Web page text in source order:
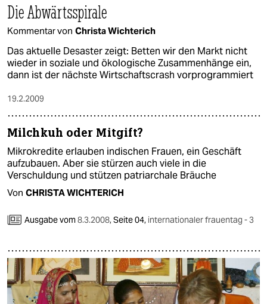
Die Abwärtsspirale
Kommentar von Christa Wichterich
Das aktuelle Desaster zeigt: Betten wir den Markt nicht
wieder in soziale und ökologische Zusammenhänge ein,
dann ist der nächste Wirtschaftscrash vorprogrammiert
19.2.2009
Milchkuh oder Mitgift?
Mikrokredite erlauben indischen Frauen, ein Geschäft
aufzubauen. Aber sie stürzen auch viele in die
Verschuldung und stützen patriarchale Bräuche
Von CHRISTA WICHTERICH
Ausgabe vom8.3.2008,Seite 04, internationaler frauentag - 3